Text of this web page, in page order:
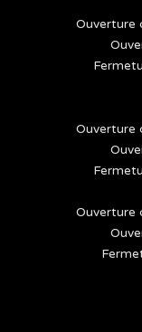
Ouverture
Ouverture
Ouverture